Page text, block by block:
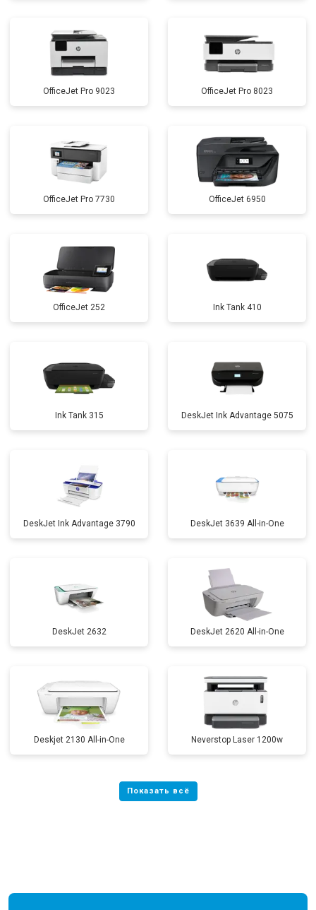
OfficeJet Pro 9023 OfficeJet Pro 8023
OfficeJet Pro 7730 OfficeJet 6950
OfficeJet 252 Ink Tank 410
Ink Tank 315 DeskJet Ink Advantage 5075
DeskJet Ink Advantage 3790 DeskJet 3639 All-in-One
DeskJet 2632 DeskJet 2620 All-in-One
Deskjet 2130 All-in-One Neverstop Laser 1200w